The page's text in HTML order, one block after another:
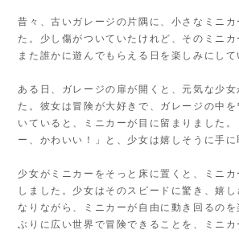
昔々、古いガレージの片隅に、小さなミニカ
た。少し傷がついていたけれど、そのミニカ
また誰かに遊んでもらえる日を楽しみにして
ある日、ガレージの扉が開くと、元気な少女
た。彼女は冒険が大好きで、ガレージの中
いていると、ミニカーが目に留まりました。
ー、かわいい！」と、少女は嬉しそうに手に
少女がミニカーをそっと床に置くと、ミニカ
しました。少女はそのスピードに驚き、嬉
なりながら、ミニカーが自由に動き回るのを
ぶりに広い世界で冒険できることを、ミニ